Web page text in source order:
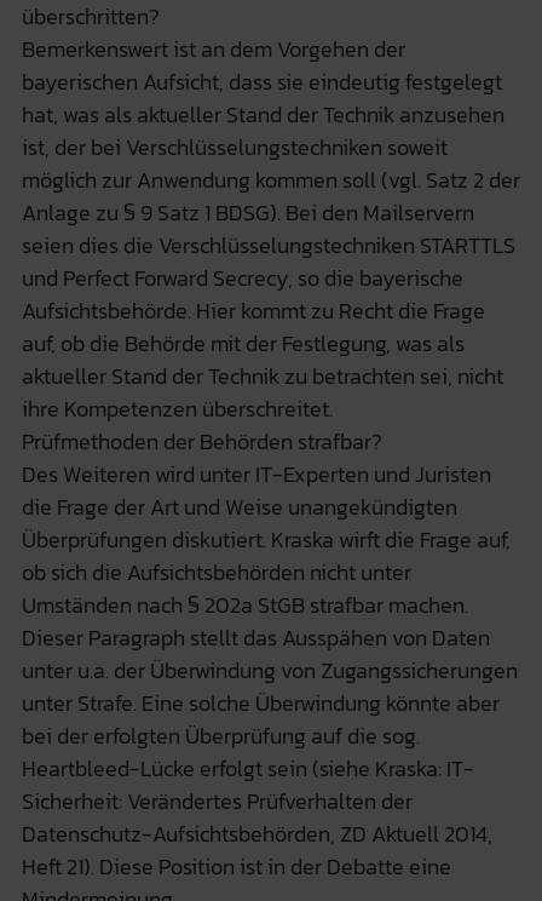
überschritten?
Bemerkenswert ist an dem Vorgehen der
bayerischen Aufsicht, dass sie eindeutig festgelegt
hat, was als aktueller Stand der Technik anzusehen
ist, der bei Verschlüsselungstechniken soweit
möglich zur Anwendung kommen soll (vgl. Satz 2 der
Anlage zu § 9 Satz 1 BDSG). Bei den Mailservern
seien dies die Verschlüsselungstechniken STARTTLS
und Perfect Forward Secrecy, so die bayerische
Aufsichtsbehörde. Hier kommt zu Recht die Frage
auf, ob die Behörde mit der Festlegung, was als
aktueller Stand der Technik zu betrachten sei, nicht
ihre Kompetenzen überschreitet.
Prüfmethoden der Behörden strafbar?
Des Weiteren wird unter IT-Experten und Juristen
die Frage der Art und Weise unangekündigten
Überprüfungen diskutiert. Kraska wirft die Frage auf,
ob sich die Aufsichtsbehörden nicht unter
Umständen nach § 202a StGB strafbar machen.
Dieser Paragraph stellt das Ausspähen von Daten
unter u.a. der Überwindung von Zugangssicherungen
unter Strafe. Eine solche Überwindung könnte aber
bei der erfolgten Überprüfung auf die sog.
Heartbleed-Lücke erfolgt sein (siehe Kraska: IT-
Sicherheit: Verändertes Prüfverhalten der
Datenschutz-Aufsichtsbehörden, ZD Aktuell 2014,
Heft 21). Diese Position ist in der Debatte eine